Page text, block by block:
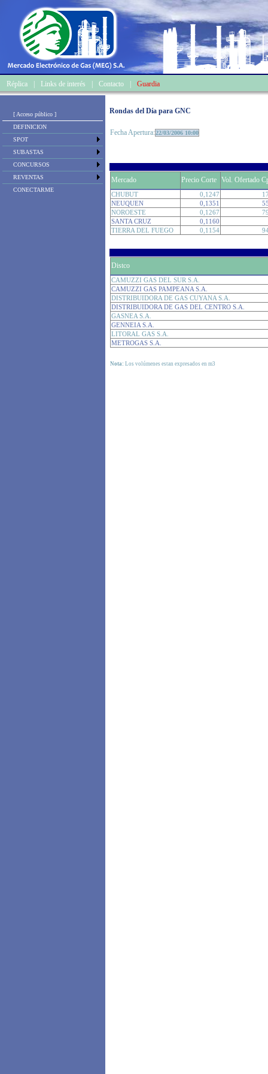
Réplica Links de interés Contacto Guardia
[ Acceso público ]
DEFINICION
SPOT
SUBASTAS
CONCURSOS
REVENTAS
CONECTARME
Rondas del Día para GNC
Fecha Apertura:22/03/2006 10:00
Mercado Precio Corte Vol. Ofertado
CHUBUT 0,1247
NEUQUEN
0,1351
NOROESTE
0,1267
SANTA CRUZ
0,1160
TIERRA DEL FUEGO
0,1154
Distco
CAMUZZI GAS DEL SUR S.A.
CAMUZZI GAS PAMPEANA S.A.
DISTRIBUIDORA DE GAS CUYANA S.A.
DISTRIBUIDORA DE GAS DEL CENTRO S.A.
GASNEA S.A.
GENNEIA S.A.
LITORAL GAS S.A.
METROGAS S.A.
Nota: Los volúmenes estan expresados en m3